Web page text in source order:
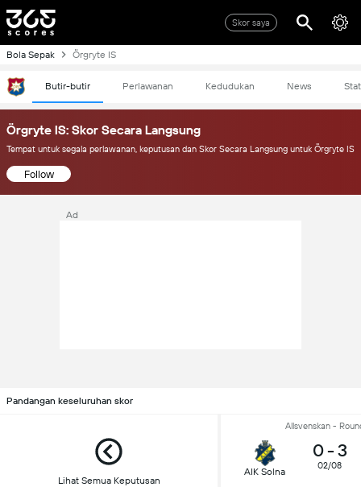
Skor saya
Bola Sepak Örgryte IS
Butir-butir Perlawanan Kedudukan News
Örgryte IS: Skor Secara Langsung
Tempat untuk segala perlawanan, keputusan dan Skor Secara Langsung untuk Örgryte IS
Follow
Ad
Pandangan keseluruhan skor
Lihat Semua Keputusan
Allsvenskan -
AIK Solna
0- 3
02/08